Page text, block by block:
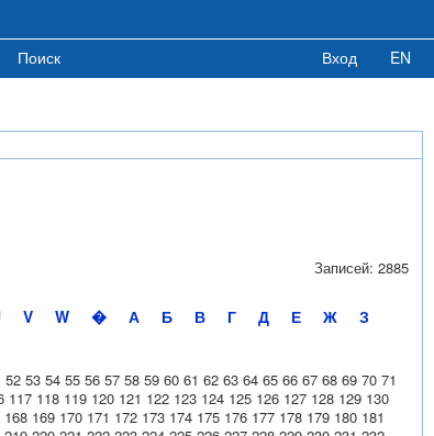
Поиск Вход EN
V W � А Б В Г Д Е Ж
З
Записей: 2885
52 53 54 55 56 57 58 59 60 61 62 63 64 65 66 67 68 69 70 71
117 118 119 120 121 122 123 124 125 126 127 128 129 130
168 169 170 171 172 173 174 175 176 177 178 179 180 181